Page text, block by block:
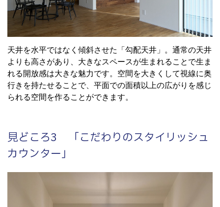
天井を水平ではなく傾斜させた「勾配天井」。通常の天井
よりも高さがあり、大きなスペースが生まれることで生ま
れる開放感は大きな魅力です。空間を大きくして視線に奥
行きを持たせることで、平面での面積以上の広がりを感じ
られる空間を作ることができます。
見どころ3 「こだわりのスタイリッシュ
カウンター」